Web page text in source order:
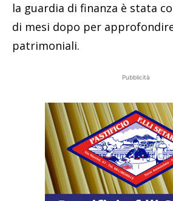
la guardia di finanza è stata
di mesi dopo per
patrimoniali.
Pubblicità